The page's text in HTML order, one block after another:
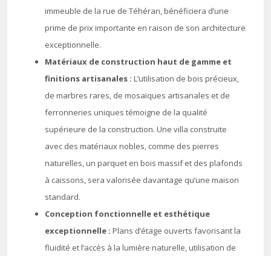
immeuble de la rue de Téhéran, bénéficiera d’une
prime de prix importante en raison de son architecture
exceptionnelle.
Matériaux de construction haut de gamme et
finitions artisanales : L’utilisation de bois précieux,
de marbres rares, de mosaïques artisanales et de
ferronneries uniques témoigne de la qualité
supérieure de la construction. Une villa construite
avec des matériaux nobles, comme des pierres
naturelles, un parquet en bois massif et des plafonds
à caissons, sera valorisée davantage qu’une maison
standard.
Conception fonctionnelle et esthétique
exceptionnelle : Plans d’étage ouverts favorisant la
fluidité et l’accès à la lumière naturelle, utilisation de